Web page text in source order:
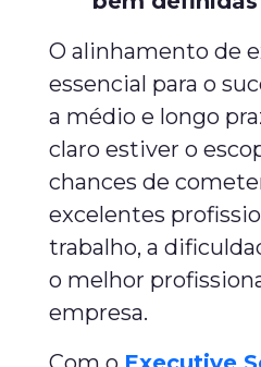
O alinhamento de
essencial para o
a médio e longo
claro estiver o
chances de
excelentes
trabalho, a
o melhor
empresa.